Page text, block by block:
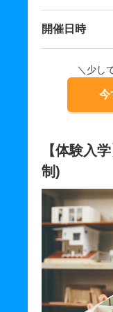
開催日時
＼少し
今
【体験入
制)